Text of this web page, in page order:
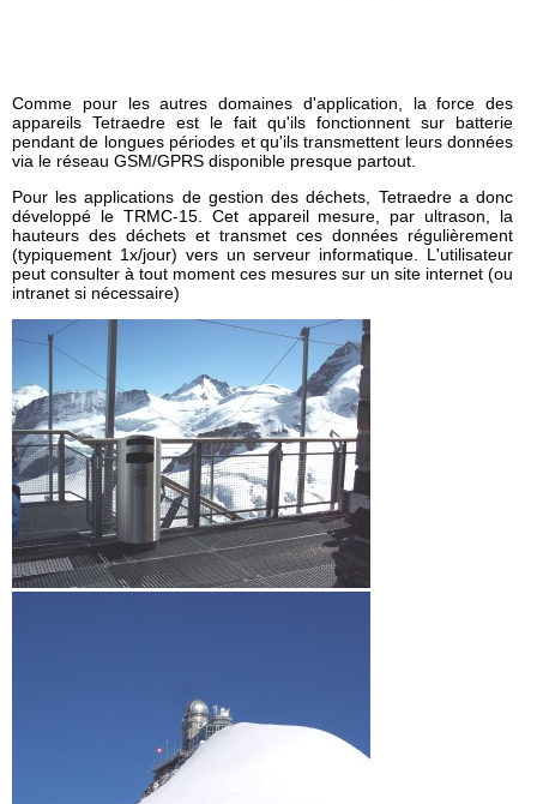
Comme pour les autres domaines d'application, la force des
appareils Tetraedre est le fait qu'ils fonctionnent sur batterie
pendant de longues périodes et qu'ils transmettent leurs données
via le réseau GSM/GPRS disponible presque partout.
Pour les applications de gestion des déchets, Tetraedre a donc
développé le TRMC-15. Cet appareil mesure, par ultrason, la
hauteurs des déchets et transmet ces données régulièrement
(typiquement 1x/jour) vers un serveur informatique. L'utilisateur
peut consulter à tout moment ces mesures sur un site internet (ou
intranet si nécessaire)